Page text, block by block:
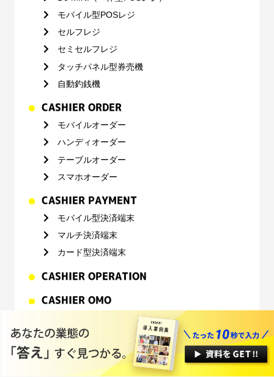
モバイル型POSレジ
セルフレジ
セミセルフレジ
タッチパネル型券売機
自動釣銭機
CASHIER ORDER
モバイルオーダー
ハンディオーダー
テーブルオーダー
スマホオーダー
CASHIER PAYMENT
モバイル型決済端末
マルチ決済端末
カード型決済端末
CASHIER OPERATION
CASHIER OMO
業種・業態別にみる
オンライン商談 お問い合わせ